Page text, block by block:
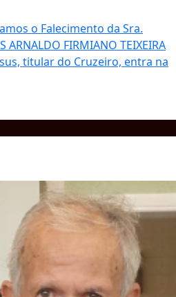
o Falecimento da Sra.
FIRMIANO TEIXEIRA
titular do Cruzeiro, entra na